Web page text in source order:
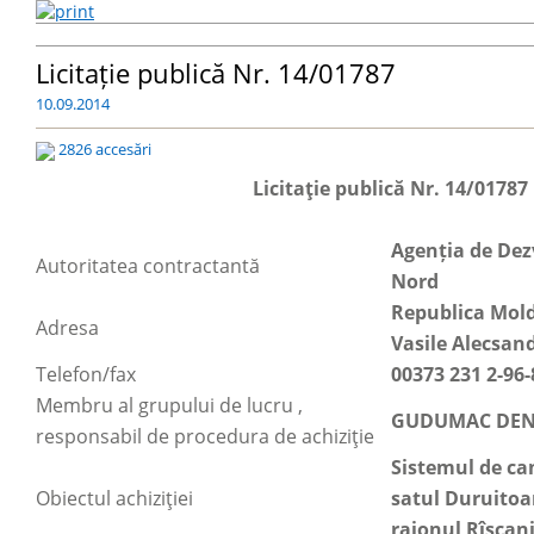
Licitație publică Nr. 14/01787
10.09.2014
2826 accesări
Licitaţie publică Nr. 14/01787
Autoritatea contractantă
Agenția de
Nord
Adresa
Republica
Vasile
Telefon/fax
00373 231 2-
Membru al grupului de lucru ,
responsabil de procedura de achiziţie
GUDUMAC
Obiectul achiziţiei
Sistemul de
satul
raionul Rîşcani